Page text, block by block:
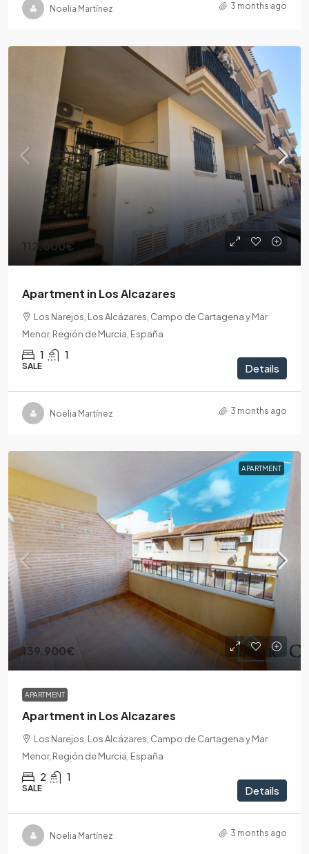
Noelia Martínez 3 months ago
112.000€
Apartment in Los Alcazares
Los Narejos, Los Alcázares, Campo de Cartagena y Mar
Menor, Región de Murcia, España
1 1
SALE Details
Noelia Martínez 3 months ago
APARTMENT
139.900€
APARTMENT
Apartment in Los Alcazares
Los Narejos, Los Alcázares, Campo de Cartagena y Mar
Menor, Región de Murcia, España
2 1
SALE Details
Noelia Martínez 3 months ago